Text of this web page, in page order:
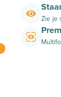
Zie je